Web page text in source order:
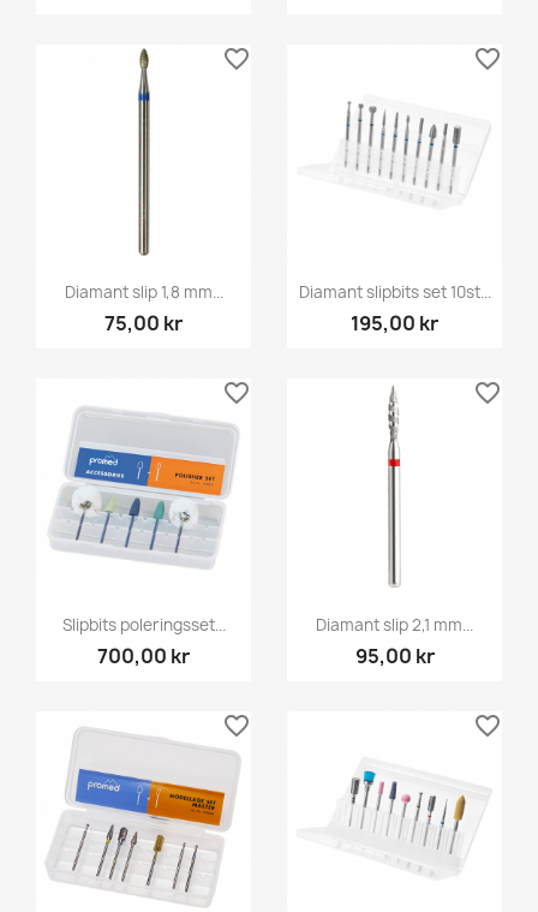
Diamant slip 1,8 mm...
75,00 kr
favorite_border
Diamant slipbits set 10st...
195,00 kr
favorite_border
Slipbits poleringsset...
700,00 kr
favorite_border
Diamant slip 2,1 mm...
95,00 kr
favorite_border
favorite_border favorite_border